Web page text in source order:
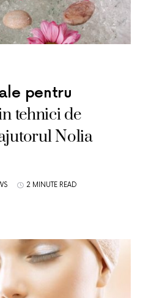
pentru
tehnici de
Nolia
2 MINUTE READ